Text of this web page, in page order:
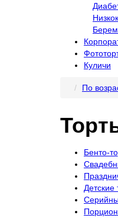
Куличи
По
Бенто-
Детские